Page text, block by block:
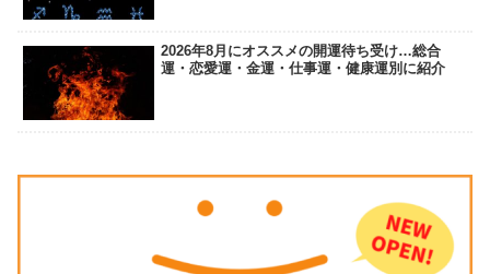
2026年8月にオススメの開運待ち受け…総合
運・恋愛運・金運・仕事運・健康運別に紹介